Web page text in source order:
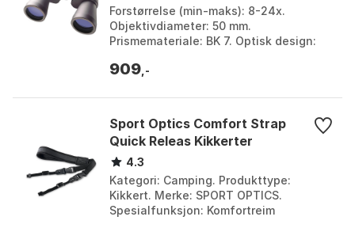
Forstørrelse (min-maks): 8-24x.
Objektivdiameter: 50 mm.
Prismemateriale: BK 7. Optisk design:
909 ,-
Sport Optics Comfort Strap
Quick Releas Kikkerter
4.3
Kategori: Camping. Produkttype:
Kikkert. Merke: SPORT OPTICS.
Spesialfunksjon: Komfortreim